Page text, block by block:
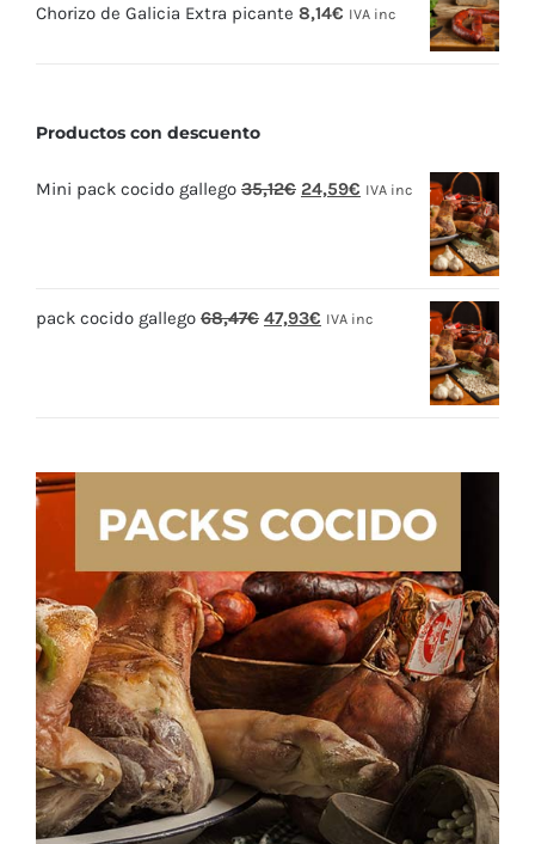
Chorizo de Galicia Extra picante 8,14€ IVA inc
Productos con descuento
Mini pack cocido gallego 35,12€ El
35,12€.
24,59€ El
24,59€.
IVA inc
pack cocido gallego 68,47€ El
47,93€ El
IVA inc